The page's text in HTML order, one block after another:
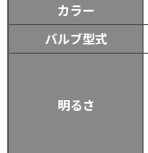
カラー
バルブ型式
明るさ